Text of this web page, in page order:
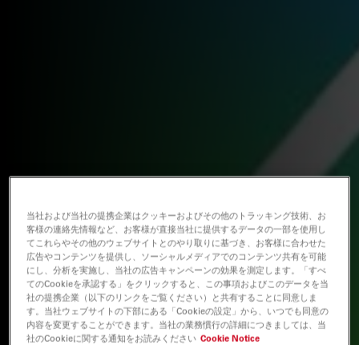
当社および当社の提携企業はクッキーおよびその他のトラッキング技術、お
客様の連絡先情報など、お客様が直接当社に提供するデータの一部を使用し
てこれらやその他のウェブサイトとのやり取りに基づき、お客様に合わせた
広告やコンテンツを提供し、ソーシャルメディアでのコンテンツ共有を可能
にし、分析を実施し、当社の広告キャンペーンの効果を測定します。「すべ
てのCookieを承認する」をクリックすると、この事項およびこのデータを当
社の提携企業（以下のリンクをご覧ください）と共有することに同意しま
す。当社ウェブサイトの下部にある「Cookieの設定」から、いつでも同意の
内容を変更することができます。当社の業務慣行の詳細につきましては、当
社のCookieに関する通知をお読みください Cookie Notice